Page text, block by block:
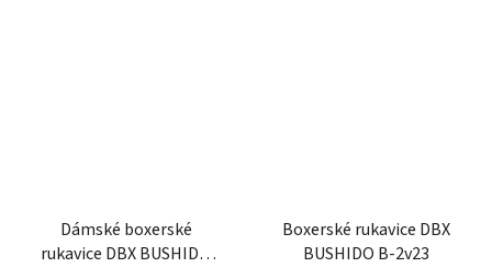
Dámské boxerské
rukavice DBX BUSHIDO
Boxerské rukavice DBX
BUSHIDO B-2v23